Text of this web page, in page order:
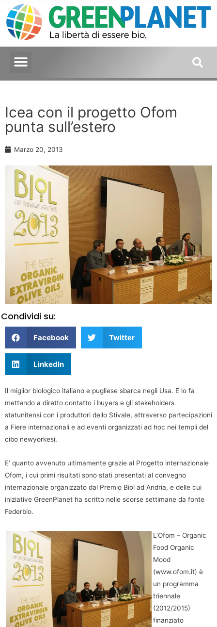
Icea con il progetto Ofom
punta sull’estero
Marzo 20, 2013
Condividi su:
Facebook Twitter
LinkedIn
Il miglior biologico italiano e pugliese sbarca negli Usa. E lo fa
mettendo a diretto contatto i buyers e gli stakeholders
statunitensi con i produttori dello Stivale, attraverso partecipazioni
a Fiere internazionali e ad eventi organizzati ad hoc nei templi del
cibo newyorkesi.
E’ quanto avvenuto ultimamente grazie al Progetto internazionale
Ofom, i cui primi risultati sono stati presentati al convegno
internazionale organizzato dal Premio Biol ad Andria, e delle cui
iniziative GreenPlanet ha scritto nelle scorse settimane da fonte
Federbio.
L’Ofom – Organic
Food Organic
Mood
(www.ofom.it) è
un programma
triennale
(2012/2015)
finanziato